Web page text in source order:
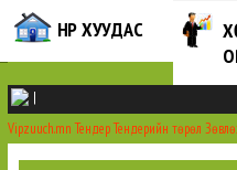
НҮҮР ХУУДАС
|
Vipzuuch.mn ТендерТендерийн төрөл